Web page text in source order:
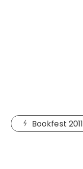
Bookfest 2011